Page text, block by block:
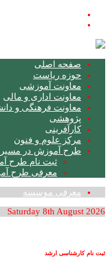
صفحه اصلی
حوزه ریاست
معاونت آموزشی
معاونت اداری و مالی
معاونت فرهنگی و
پژوهشی
کارآفرینی
مرکز علوم و فنون
طرح آموزش در مسیر
ثبت نام طرح
معرفی طرح
معرفی موسسه
Saturday 8th August 2026
ثبت نام کارشناسی ارشد